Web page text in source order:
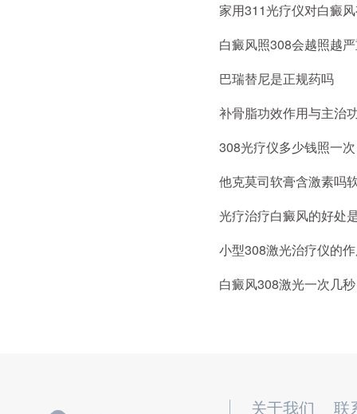
家用311光疗仪对白癜
白癜风照308会越照越
巴瑞替尼是正规药吗
补骨脂功效作用与主治
308光疗仪多少钱照一次
光疗治疗白癜风的好处
小型308激光治疗仪的
白癜风308激光一次几秒
关于我们 联